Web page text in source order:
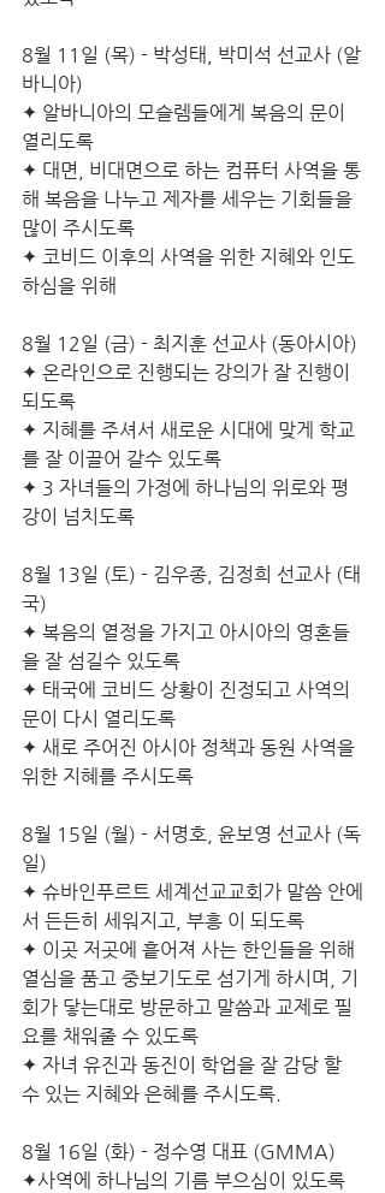
8월 11일 (목) - 박성태, 박미석 선교사 (알
바니아)
✦ 알바니아의 모슬렘들에게 복음의 문이
열리도록
✦ 대면, 비대면으로 하는 컴퓨터 사역을 통
해 복음을 나누고 제자를 세우는 기회들을
많이 주시도록
✦ 코비드 이후의 사역을 위한 지혜와 인도
하심을 위해
8월 12일 (금) - 최지훈 선교사 (동아시아)
✦ 온라인으로 진행되는 강의가 잘 진행이
되도록
✦ 지혜를 주셔서 새로운 시대에 맞게 학교
를 잘 이끌어 갈수 있도록
✦ 3 자녀들의 가정에 하나님의 위로와 평
강이 넘치도록
8월 13일 (토) - 김우종, 김정희 선교사 (태
국)
✦ 복음의 열정을 가지고 아시아의 영혼들
을 잘 섬길수 있도록
✦ 태국에 코비드 상황이 진정되고 사역의
문이 다시 열리도록
✦ 새로 주어진 아시아 정책과 동원 사역을
위한 지혜를 주시도록
8월 15일 (월) - 서명호, 윤보영 선교사 (독
일)
✦ 슈바인푸르트 세계선교교회가 말씀 안에
서 든든히 세워지고, 부흥 이 되도록
✦ 이곳 저곳에 흩어져 사는 한인들을 위해
열심을 품고 중보기도로 섬기게 하시며, 기
회가 닿는대로 방문하고 말씀과 교제로 필
요를 채워줄 수 있도록
✦ 자녀 유진과 동진이 학업을 잘 감당 할
수 있는 지혜와 은혜를 주시도록.
8월 16일 (화) - 정수영 대표 (GMMA)
✦사역에 하나님의 기름 부으심이 있도록